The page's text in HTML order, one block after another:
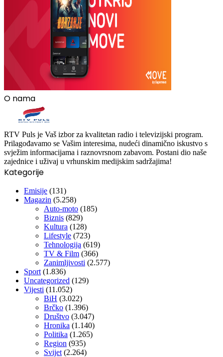
O nama
RTV Puls je Vaš izbor za kvalitetan radio i televizijski program.
Prilagođavamo se Vašim interesima, nudeći dinamično iskustvo s
svježim informacijama i raznovrsnom zabavom. Postani dio naše
zajednice i uživaj u vrhunskim medijskim sadržajima!
Kategorije
Emisije (131)
Magazin (5.258)
Auto-moto (185)
Biznis (829)
Kultura (128)
Lifestyle (723)
Tehnologija (619)
TV & Film (366)
Zanimljivosti (2.577)
Sport (1.836)
Uncategorized (129)
Vijesti (11.052)
BiH (3.022)
Brčko (1.396)
Društvo (3.047)
Hronika (1.140)
Politika (1.265)
Region (935)
Svijet (2.264)